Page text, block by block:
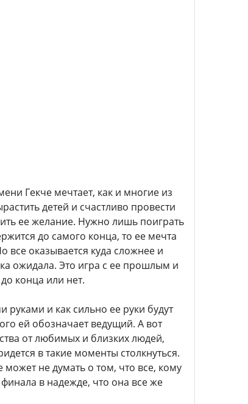
Гекче мечтает, как и многие из
детей и счастливо провести
ее желание. Нужно лишь поиграть
до самого конца, то ее мечта
все оказывается куда сложнее и
ожидала. Это игра с ее прошлым и
конца или нет.
и как сильно ее руки будут
ей обозначает ведущий. А вот
от любимых и близких людей,
в такие моменты столкнуться.
может не думать о том, что все, кому
в надежде, что она все же